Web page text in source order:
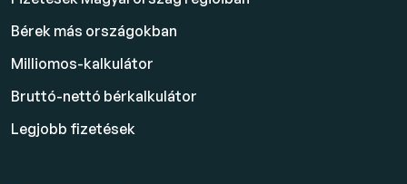
Bérek más országokban
Milliomos-kalkulátor
Bruttó-nettó bérkalkulátor
Legjobb fizetések